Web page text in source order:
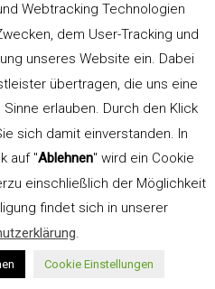
Webtracking Technologien
dem User-Tracking und
unseres Website ein. Dabei
übertragen, die uns eine
erlauben. Durch den Klick
sich damit einverstanden. In
auf "Ablehnen" wird ein Cookie
einschließlich der Möglichkeit
findet sich in unserer
.
Cookie Einstellungen